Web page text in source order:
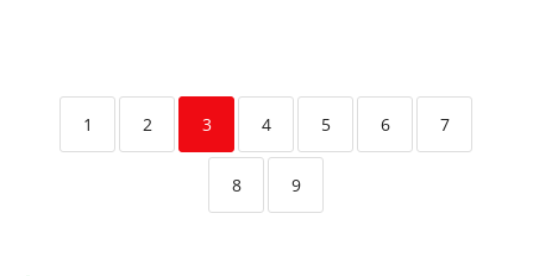
1 2 3 4 5 6 7
8 9